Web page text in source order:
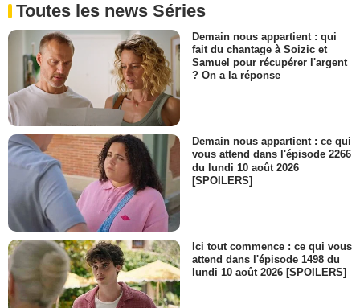
Toutes les news Séries
Demain nous appartient : qui
fait du chantage à Soizic et
Samuel pour récupérer l'argent
? On a la réponse
Demain nous appartient : ce qui
vous attend dans l'épisode 2266
du lundi 10 août 2026
[SPOILERS]
Ici tout commence : ce qui vous
attend dans l'épisode 1498 du
lundi 10 août 2026 [SPOILERS]